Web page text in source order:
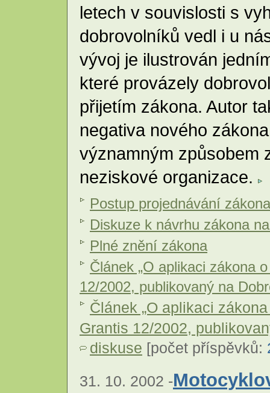
letech v souvislosti s
dobrovolníků vedl i u
vývoj je ilustrován
které provázely
přijetím zákona. Autor
negativa nového
významným způsobem
neziskové organizace.
Postup projednávání
Diskuze k návrhu zákona
Plné znění zákona
Článek „O aplikaci zákona
12/2002, publikovaný na
Článek „O aplikaci
Grantis 12/2002,
diskuse [počet příspěvků:
31. 10. 2002 -